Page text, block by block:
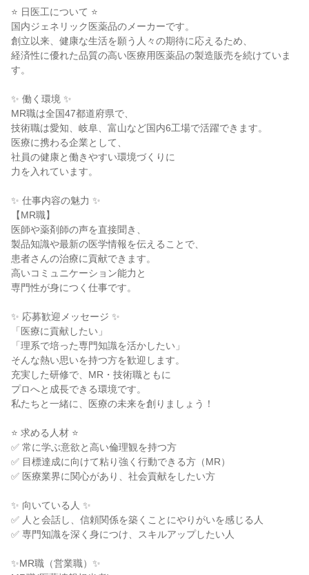
⭐ 日医工について ⭐
国内ジェネリック医薬品のメーカーです。
創立以来、健康な生活を願う人々の期待に応えるため、
経済性に優れた品質の高い医療用医薬品の製造販売を続けていま
す。
✨ 働く環境 ✨
MR職は全国47都道府県で、
技術職は愛知、岐阜、富山など国内6工場で活躍できます。
医療に携わる企業として、
社員の健康と働きやすい環境づくりに
力を入れています。
✨ 仕事内容の魅力 ✨
【MR職】
医師や薬剤師の声を直接聞き、
製品知識や最新の医学情報を伝えることで、
患者さんの治療に貢献できます。
高いコミュニケーション能力と
専門性が身につく仕事です。
✨ 応募歓迎メッセージ ✨
「医療に貢献したい」
「理系で培った専門知識を活かしたい」
そんな熱い思いを持つ方を歓迎します。
充実した研修で、MR・技術職ともに
プロへと成長できる環境です。
私たちと一緒に、医療の未来を創りましょう！
⭐ 求める人材 ⭐
✅ 常に学ぶ意欲と高い倫理観を持つ方
✅ 目標達成に向けて粘り強く行動できる方（MR）
✅ 医療業界に関心があり、社会貢献をしたい方
✨ 向いている人 ✨
✅ 人と会話し、信頼関係を築くことにやりがいを感じる人
✅ 専門知識を深く身につけ、スキルアップしたい人
✨MR職（営業職）✨